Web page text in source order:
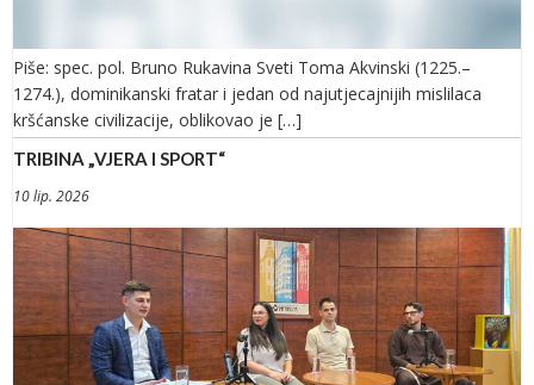
Piše: spec. pol. Bruno Rukavina Sveti Toma Akvinski (1225.–
1274.), dominikanski fratar i jedan od najutjecajnijih mislilaca
kršćanske civilizacije, oblikovao je […]
TRIBINA „VJERA I SPORT“
10 lip. 2026